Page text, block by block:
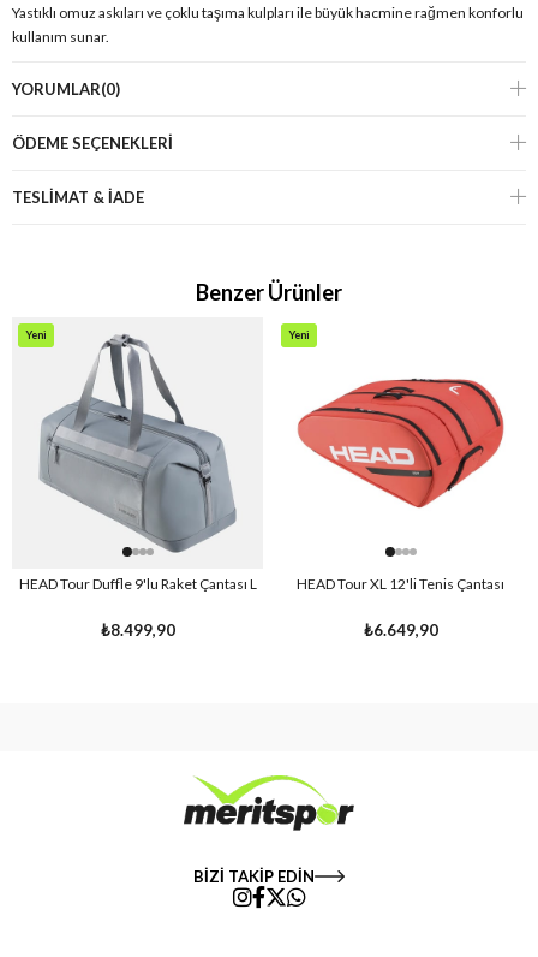
Yastıklı omuz askıları ve çoklu taşıma kulpları ile büyük hacmine rağmen konforlu
kullanım sunar.
YORUMLAR(0)
ÖDEME SEÇENEKLERI
TESLİMAT & İADE
Benzer Ürünler
HEAD Tour Duffle 9'lu Raket Çantası L
₺8.499,90
Yeni
HEAD Tour XL 12'li Tenis Çantası
₺6.649,90
Yeni
BİZİ TAKİP EDİN